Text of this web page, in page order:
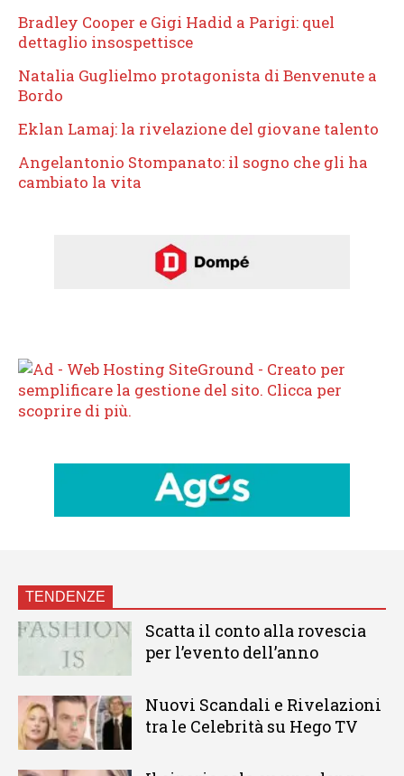
Bradley Cooper e Gigi Hadid a Parigi: quel
dettaglio insospettisce
Natalia Guglielmo protagonista di Benvenute a
Bordo
Eklan Lamaj: la rivelazione del giovane talento
Angelantonio Stompanato: il sogno che gli ha
cambiato la vita
TENDENZE
Scatta il conto alla rovescia
per l’evento dell’anno
Nuovi Scandali e Rivelazioni
tra le Celebrità su Hego TV